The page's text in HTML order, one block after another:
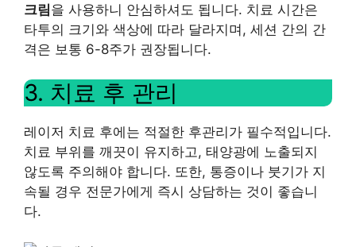
크림을 사용하니 안심하셔도 됩니다. 치료 시간은
타투의 크기와 색상에 따라 달라지며, 세션 간의 간
격은 보통 6-8주가 권장됩니다.
3. 치료 후 관리
레이저 치료 후에는 적절한 후관리가 필수적입니다.
치료 부위를 깨끗이 유지하고, 태양광에 노출되지
않도록 주의해야 합니다. 또한, 통증이나 붓기가 지
속될 경우 전문가에게 즉시 상담하는 것이 좋습니
다.